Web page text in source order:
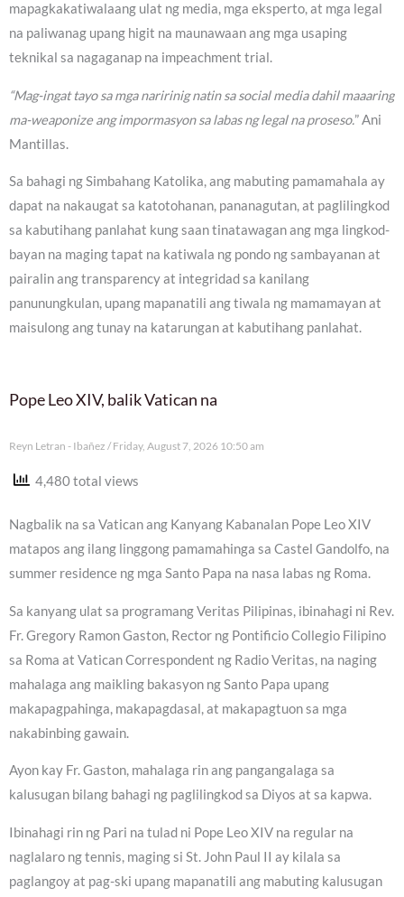
mapagkakatiwalaang ulat ng media, mga eksperto, at mga legal
na paliwanag upang higit na maunawaan ang mga usaping
teknikal sa nagaganap na impeachment trial.
“Mag-ingat tayo sa mga naririnig natin sa social media dahil maaaring
ma-weaponize ang impormasyon sa labas ng legal na proseso.” Ani
Mantillas.
Sa bahagi ng Simbahang Katolika, ang mabuting pamamahala ay
dapat na nakaugat sa katotohanan, pananagutan, at paglilingkod
sa kabutihang panlahat kung saan tinatawagan ang mga lingkod-
bayan na maging tapat na katiwala ng pondo ng sambayanan at
pairalin ang transparency at integridad sa kanilang
panunungkulan, upang mapanatili ang tiwala ng mamamayan at
maisulong ang tunay na katarungan at kabutihang panlahat.
Pope Leo XIV, balik Vatican na
Reyn Letran - Ibañez Friday, August 7, 2026 10:50 am
4,480 total views
Nagbalik na sa Vatican ang Kanyang Kabanalan Pope Leo XIV
matapos ang ilang linggong pamamahinga sa Castel Gandolfo, na
summer residence ng mga Santo Papa na nasa labas ng Roma.
Sa kanyang ulat sa programang Veritas Pilipinas, ibinahagi ni Rev.
Fr. Gregory Ramon Gaston, Rector ng Pontificio Collegio Filipino
sa Roma at Vatican Correspondent ng Radio Veritas, na naging
mahalaga ang maikling bakasyon ng Santo Papa upang
makapagpahinga, makapagdasal, at makapagtuon sa mga
nakabinbing gawain.
Ayon kay Fr. Gaston, mahalaga rin ang pangangalaga sa
kalusugan bilang bahagi ng paglilingkod sa Diyos at sa kapwa.
Ibinahagi rin ng Pari na tulad ni Pope Leo XIV na regular na
naglalaro ng tennis, maging si St. John Paul II ay kilala sa
paglangoy at pag-ski upang mapanatili ang mabuting kalusugan